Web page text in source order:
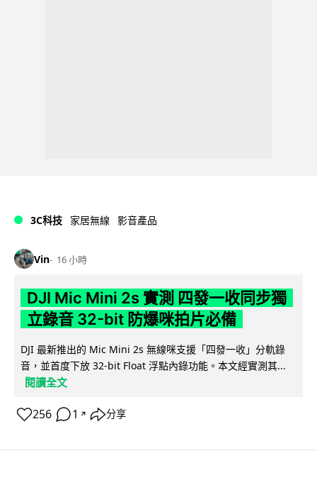
3C科技 家居無線 影音產品
Vin 16 小時
DJI Mic Mini 2s 實測 四發一收同步獨
立錄音 32-bit 防爆咪拍片必備
DJI 最新推出的 Mic Mini 2s 無線咪支援「四發一收」分軌錄
音，並首度下放 32-bit Float 浮點內錄功能。本文經實測其...
閱讀全文
256 1 ↗ 分享